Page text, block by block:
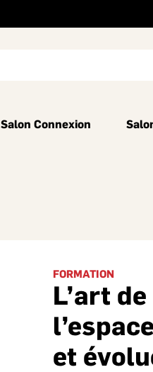
Salon Connexion
FORMATION
L’art
et